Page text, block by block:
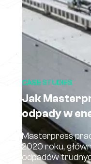
CASE STUDIES
Jak
odpady w
Masterpress
2020 roku,
odpadów